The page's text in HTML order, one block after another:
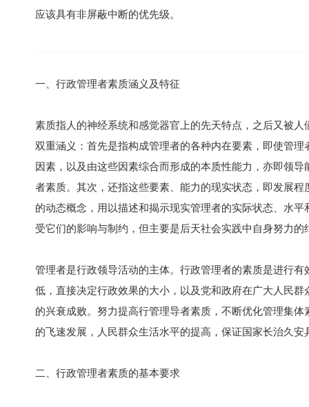
应该具有非屏蔽中断的优先级。
一、行政管理者素质涵义及特征
素质指人的神经系统和感觉器官上的先天特点，之后又被
双重涵义：首先是指构成管理者的各种内在要素，即使管
因素，以及由这些因素综合而形成的本质性能力，亦即领
者素质。其次，还指这些要素、能力的现实状态，即发展
的动态概念，用以描述和揭示现实管理者的实际状态、水
受它们的影响与制约，但主要是后天社会实践中自身努力的
管理者是行政领导活动的主体。行政管理者的素质是进行
低，直接决定行政效果的大小，以及党和政府在广大人民
的兴衰成败。努力提高行管理导者素质，不断优化管理集
的飞速发展，人民群众生活水平的提高，保证国家长治久安
二、行政管理者素质的基本要求